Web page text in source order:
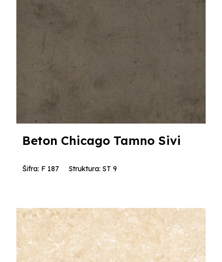
Beton Chicago Tamno Sivi
Šifra: F 187 Struktura: ST 9